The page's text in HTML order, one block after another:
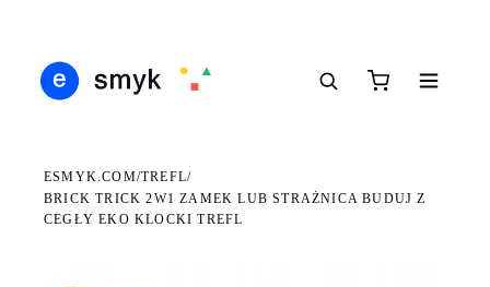
ESMYK.COM/TREFL/
BRICK TRICK 2W1 ZAMEK LUB STRAŻNICA BUDUJ Z
CEGŁY EKO KLOCKI TREFL